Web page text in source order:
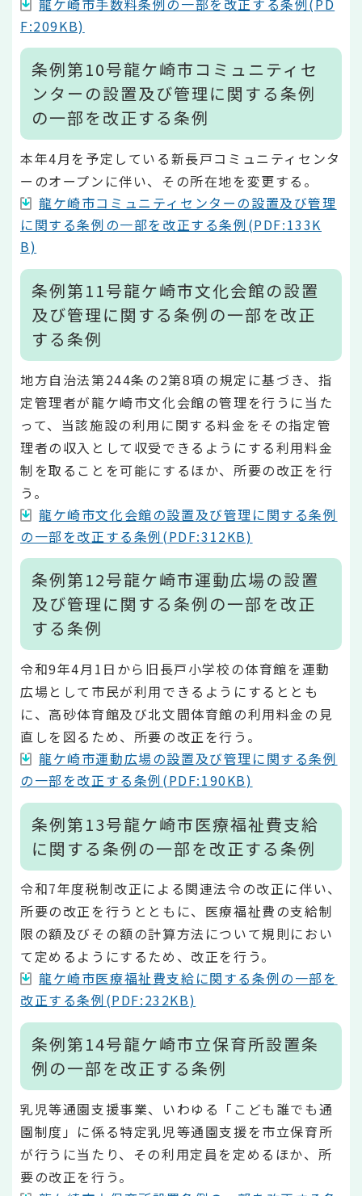
龍ケ崎市手数料条例の一部を改正する条例(PD
F:209KB)
条例第10号龍ケ崎市コミュニティセ
ンターの設置及び管理に関する条例
の一部を改正する条例
本年4月を予定している新長戸コミュニティセンタ
ーのオープンに伴い、その所在地を変更する。
龍ケ崎市コミュニティセンターの設置及び管理
に関する条例の一部を改正する条例(PDF:133K
B)
条例第11号龍ケ崎市文化会館の設置
及び管理に関する条例の一部を改正
する条例
地方自治法第244条の2第8項の規定に基づき、指
定管理者が龍ケ崎市文化会館の管理を行うに当た
って、当該施設の利用に関する料金をその指定管
理者の収入として収受できるようにする利用料金
制を取ることを可能にするほか、所要の改正を行
う。
龍ケ崎市文化会館の設置及び管理に関する条例
の一部を改正する条例(PDF:312KB)
条例第12号龍ケ崎市運動広場の設置
及び管理に関する条例の一部を改正
する条例
令和9年4月1日から旧長戸小学校の体育館を運動
広場として市民が利用できるようにするととも
に、高砂体育館及び北文間体育館の利用料金の見
直しを図るため、所要の改正を行う。
龍ケ崎市運動広場の設置及び管理に関する条例
の一部を改正する条例(PDF:190KB)
条例第13号龍ケ崎市医療福祉費支給
に関する条例の一部を改正する条例
令和7年度税制改正による関連法令の改正に伴い、
所要の改正を行うとともに、医療福祉費の支給制
限の額及びその額の計算方法について規則におい
て定めるようにするため、改正を行う。
龍ケ崎市医療福祉費支給に関する条例の一部を
改正する条例(PDF:232KB)
条例第14号龍ケ崎市立保育所設置条
例の一部を改正する条例
乳児等通園支援事業、いわゆる「こども誰でも通
園制度」に係る特定乳児等通園支援を市立保育所
が行うに当たり、その利用定員を定めるほか、所
要の改正を行う。